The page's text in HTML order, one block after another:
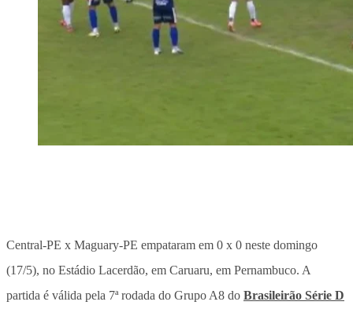
Central-PE x Maguary-PE empataram em 0 x 0 neste domingo
(17/5), no Estádio Lacerdão, em Caruaru, em Pernambuco. A
partida é válida pela 7ª rodada do Grupo A8 do Brasileirão Série D